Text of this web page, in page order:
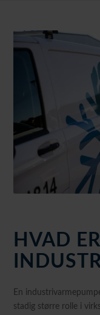
HVAD
En
stadig større rolle i